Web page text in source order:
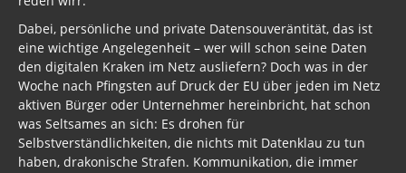
Dabei, persönliche und private Datensouveräntität, das ist
eine wichtige Angelegenheit – wer will schon seine Daten
den digitalen Kraken im Netz ausliefern? Doch was in der
Woche nach Pfingsten auf Druck der EU über jeden im Netz
aktiven Bürger oder Unternehmer hereinbricht, hat schon
was Seltsames an sich: Es drohen für
Selbstverständlichkeiten, die nichts mit Datenklau zu tun
haben, drakonische Strafen. Kommunikation, die immer